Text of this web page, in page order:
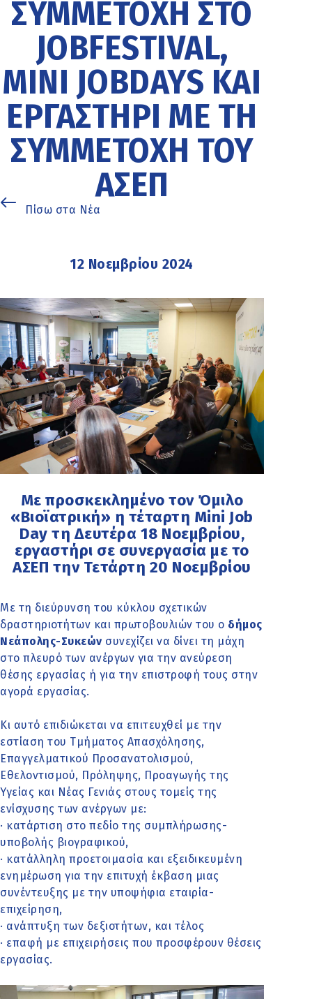
ΣΥΜΜΕΤΟΧΉ ΣΤΟ
JOBFESTIVAL,
MINI JOBDAYS ΚΑΙ
ΕΡΓΑΣΤΉΡΙ ΜΕ ΤΗ
ΣΥΜΜΕΤΟΧΉ ΤΟΥ
ΑΣΕΠ
Πίσω στα Νέα
12 Νοεμβρίου 2024
Με προσκεκλημένο τον Όμιλο
«Βιοϊατρική» η τέταρτη Mini Job
Day τη Δευτέρα 18 Νοεμβρίου,
εργαστήρι σε συνεργασία με το
ΑΣΕΠ την Τετάρτη 20 Νοεμβρίου
Με τη διεύρυνση του κύκλου σχετικών
δραστηριοτήτων και πρωτοβουλιών του ο δήμος
Νεάπολης-Συκεών συνεχίζει να δίνει τη μάχη
στο πλευρό των ανέργων για την ανεύρεση
θέσης εργασίας ή για την επιστροφή τους στην
αγορά εργασίας.
Κι αυτό επιδιώκεται να επιτευχθεί με την
εστίαση του Τμήματος Απασχόλησης,
Επαγγελματικού Προσανατολισμού,
Εθελοντισμού, Πρόληψης, Προαγωγής της
Υγείας και Νέας Γενιάς στους τομείς της
ενίσχυσης των ανέργων με:
· κατάρτιση στο πεδίο της συμπλήρωσης-
υποβολής βιογραφικού,
· κατάλληλη προετοιμασία και εξειδικευμένη
ενημέρωση για την επιτυχή έκβαση μιας
συνέντευξης με την υποψήφια εταιρία-
επιχείρηση,
· ανάπτυξη των δεξιοτήτων, και τέλος
· επαφή με επιχειρήσεις που προσφέρουν θέσεις
εργασίας.